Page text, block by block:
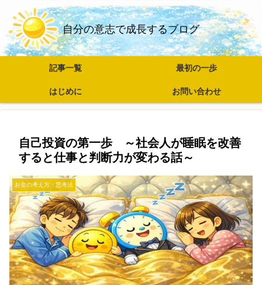
自分の意志で成長するブログ
記事一覧 最初の一歩
はじめに お問い合わせ
自己投資の第一歩 ～社会人が睡眠を改善
すると仕事と判断力が変わる話～
お金の考え方・思考法